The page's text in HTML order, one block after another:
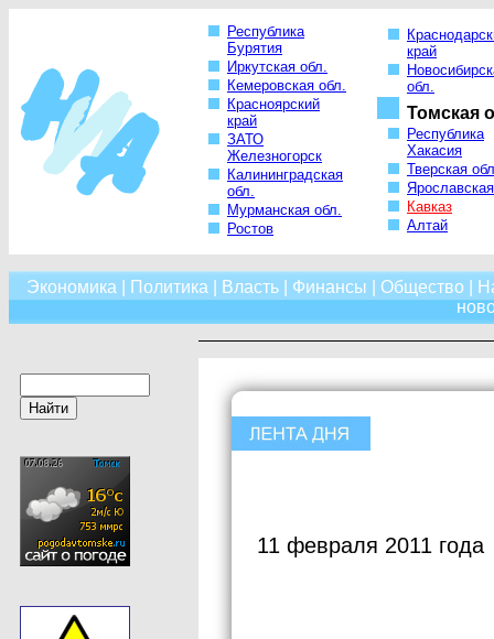
Республика
Бурятия
Иркутская обл.
Кемеровская обл.
Красноярский
край
ЗАТО
Железногорск
Калининградская
обл.
Мурманская обл.
Ростов
край
обл.
Томская
Республика
Хакасия
Тверская
Кавказ
Алтай
Экономика Политика Власть| Финансы Общество
11 февраля 2011 года